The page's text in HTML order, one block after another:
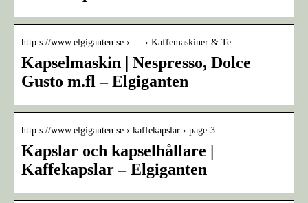
http s://www.elgiganten.se › … › Kaffemaskiner & Te
Kapselmaskin | Nespresso, Dolce
Gusto m.fl – Elgiganten
http s://www.elgiganten.se › kaffekapslar › page-3
Kapslar och kapselhållare |
Kaffekapslar – Elgiganten